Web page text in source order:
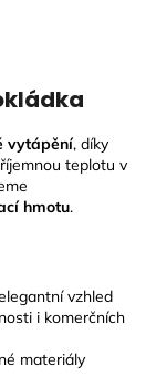
vytápění, díky
teplotu v
hmotu.
vzhled
i komerčních
materiály